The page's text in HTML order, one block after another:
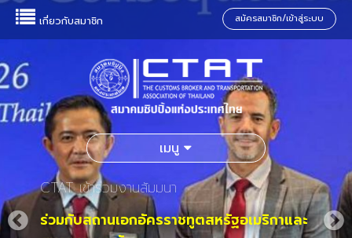
CTAT เข้าร่วมงานสัมมนา
ร่วมกับสถานเอกอัครราชทูตสหรัฐอเมริกาและ
เกี่ยวกับสมาชิก สมัครสมาชิก/เข้าสู่ระบบ
เมนู